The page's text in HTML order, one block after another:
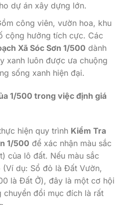
dự án xây dựng lớn.
công viên, vườn hoa, khu
cộng hưởng tích cực. Các
Xã Sóc Sơn 1/500 dành
xanh luôn được ưa chuộng
sống xanh hiện đại.
1/500 trong việc định giá
hiện quy trình Kiểm Tra
1/500 để xác nhận màu sắc
của lô đất. Nếu màu sắc
dụ: Sổ đỏ là Đất Vườn,
là Đất Ở), đây là một cơ hội
chuyển đổi mục đích là rất